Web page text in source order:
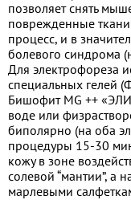
позволяет снять
поврежденные
процесс, и в
болевого синдрома
Для электрофореза
специальных гелей
Бишофит MG ++
воде или
биполярно (на оба
процедуры 15-30
кожу в зоне
солевой “мантии”, а
марлевыми